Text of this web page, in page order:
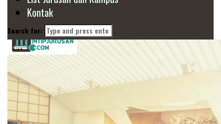
Kontak
Search for: